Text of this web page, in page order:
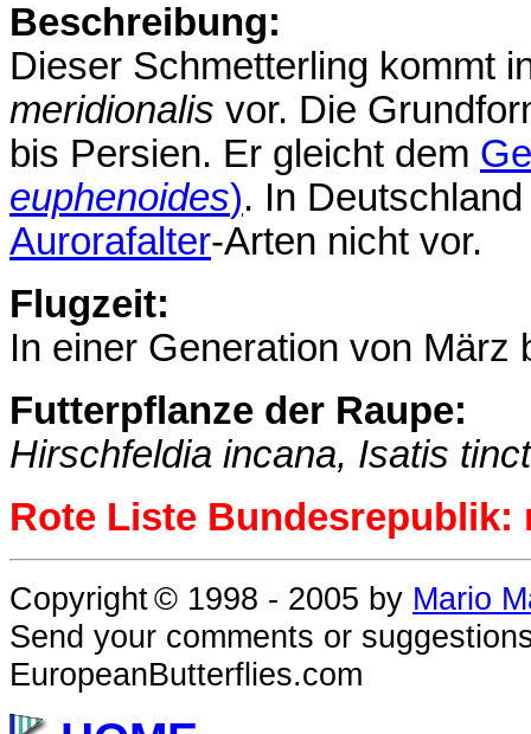
Beschreibung:
Dieser Schmetterling kommt
meridionalis vor. Die
bis Persien. Er gleicht dem
euphenoides). In
Aurorafalter-Arten nicht vor.
Flugzeit:
In einer Generation von März
Futterpflanze der Raupe:
Hirschfeldia incana, Isatis
Rote Liste Bundesrepublik:
Copyright© 1998 - 2005 by Mario
Send your comments or
EuropeanButterflies.com